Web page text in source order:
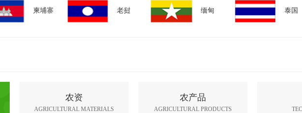
柬埔寨 老挝 缅甸 泰国
农资
AGRICULTURAL MATERIALS
农产品
AGRICULTURAL PRODUCTS